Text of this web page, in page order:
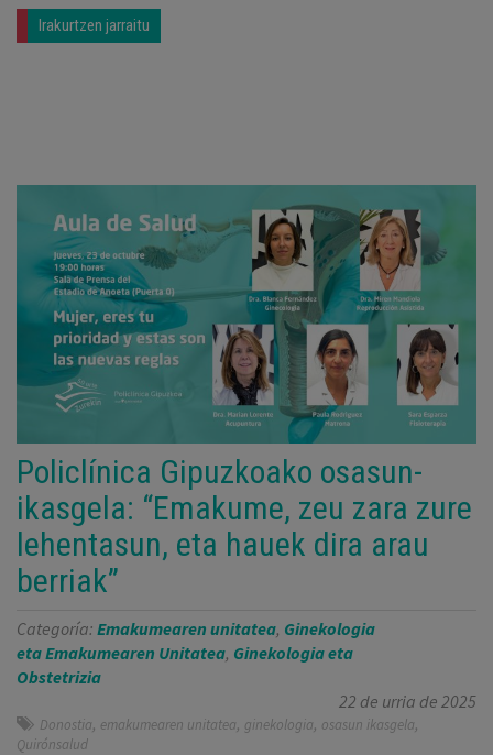
Irakurtzen jarraitu
Policlínica Gipuzkoako osasun-
ikasgela: “Emakume, zeu zara zure
lehentasun, eta hauek dira arau
berriak”
Categoría: Emakumearen unitatea, Ginekologia
eta Emakumearen Unitatea, Ginekologia eta
Obstetrizia
22 de urria de 2025
Donostia, emakumearen unitatea, ginekologia, osasun ikasgela,
Quirónsalud